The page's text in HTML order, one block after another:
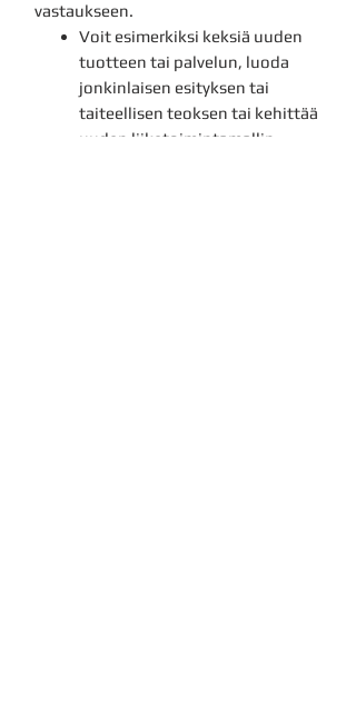
vastaukseen.
Voit esimerkiksi keksiä uuden
tuotteen tai palvelun, luoda
jonkinlaisen esityksen tai
taiteellisen teoksen tai kehittää
uuden liiketoimintamallin.